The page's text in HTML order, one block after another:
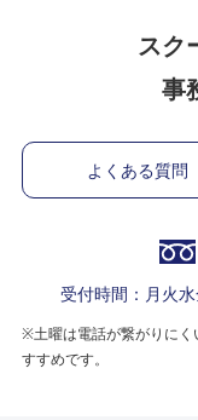
スク
事
よくある質問
受付時間：月火
※土曜は電話が繋がりにく
すすめです。